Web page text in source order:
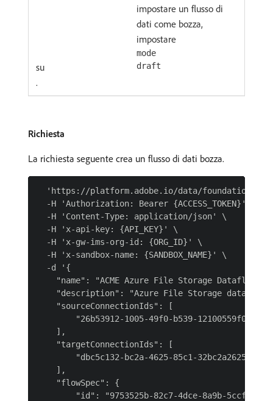
impostare un flusso di
dati come bozza,
impostare
mode
su draft
.
Richiesta
La richiesta seguente crea un flusso di dati bozza.
'https://platform.adobe.io/data/foundation/
  -H 'Authorization: Bearer {ACCESS_TOKEN}' \
  -H 'Content-Type: application/json' \
  -H 'x-api-key: {API_KEY}' \
  -H 'x-gw-ims-org-id: {ORG_ID}' \
  -H 'x-sandbox-name: {SANDBOX_NAME}' \
  -d '{
    "name": "ACME Azure File Storage Dataflow",
"description": "Azure File Storage dataflow
    "sourceConnectionIds": [
        "26b53912-1005-49f0-b539-12100559f0e2"
    ],
    "targetConnectionIds": [
        "dbc5c132-bc2a-4625-85c1-32bc2a262558"
    ],
    "flowSpec": {
"id": "9753525b-82c7-4dce-8a9b-